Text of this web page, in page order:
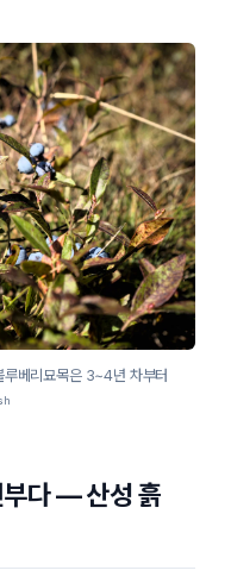
베리묘목은 3~4년 차부터
다 — 산성 흙